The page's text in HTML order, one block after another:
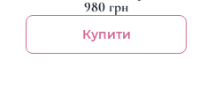
980 грн
Купити